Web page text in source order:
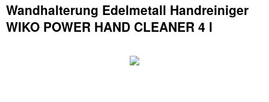
Wandhalterung Edelmetall Handreiniger
WIKO POWER HAND CLEANER 4 l